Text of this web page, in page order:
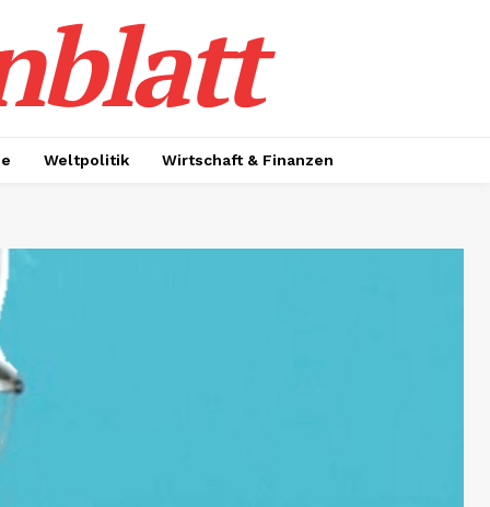
Weltpolitik Wirtschaft & Finanzen